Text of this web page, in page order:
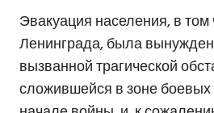
Эвакуация населения, в том
Ленинграда, была
вызванной трагической
сложившейся в зоне